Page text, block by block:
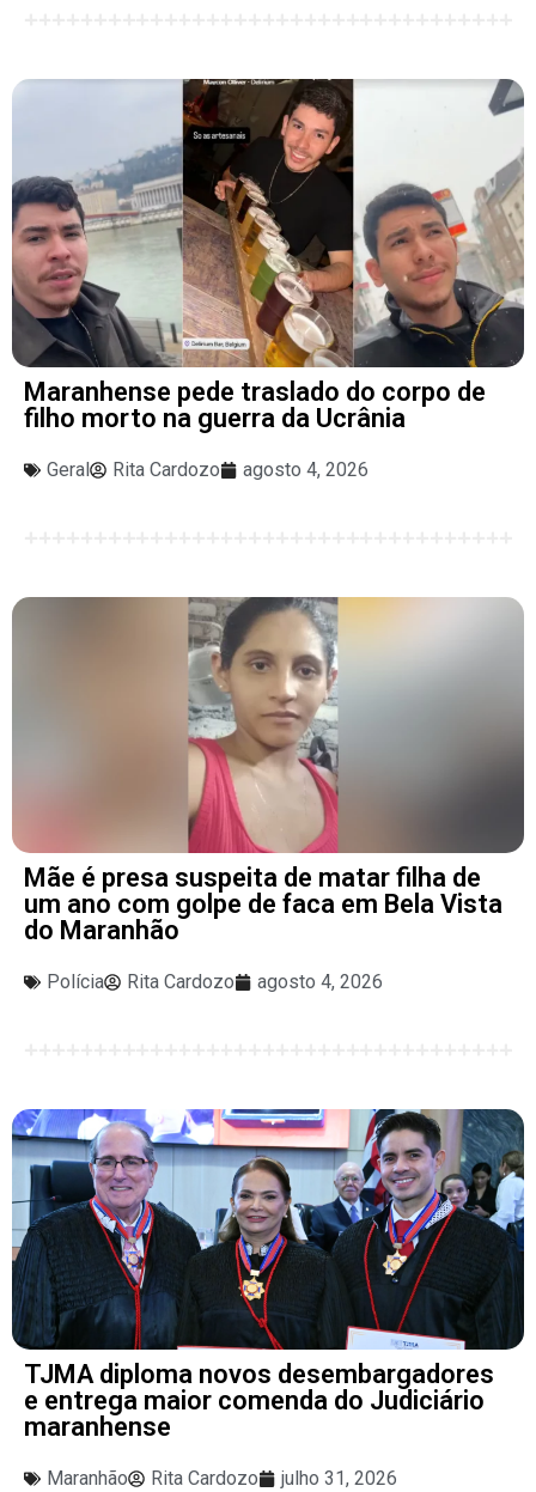
Maranhense pede traslado do corpo de
filho morto na guerra da Ucrânia
Geral Rita Cardozo agosto 4, 2026
Mãe é presa suspeita de matar filha de
um ano com golpe de faca em Bela Vista
do Maranhão
Polícia Rita Cardozo agosto 4, 2026
TJMA diploma novos desembargadores
e entrega maior comenda do Judiciário
maranhense
Maranhão Rita Cardozo julho 31, 2026